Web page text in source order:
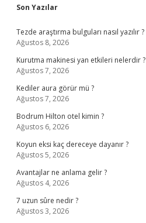
Sidebar
Son Yazılar
Tezde araştırma bulguları nasıl yazılır ?
Ağustos 8, 2026
Kurutma makinesi yan etkileri nelerdir ?
Ağustos 7, 2026
Kediler aura görür mü ?
Ağustos 7, 2026
Bodrum Hilton otel kimin ?
Ağustos 6, 2026
Koyun eksi kaç dereceye dayanır ?
Ağustos 5, 2026
Avantajlar ne anlama gelir ?
Ağustos 4, 2026
7 uzun sûre nedir ?
Ağustos 3, 2026